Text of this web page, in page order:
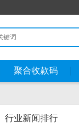
聚合收款码
行业新闻排行